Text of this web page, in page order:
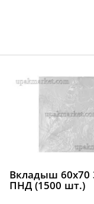
Вкладыш 60х70
ПНД (1500 шт.)